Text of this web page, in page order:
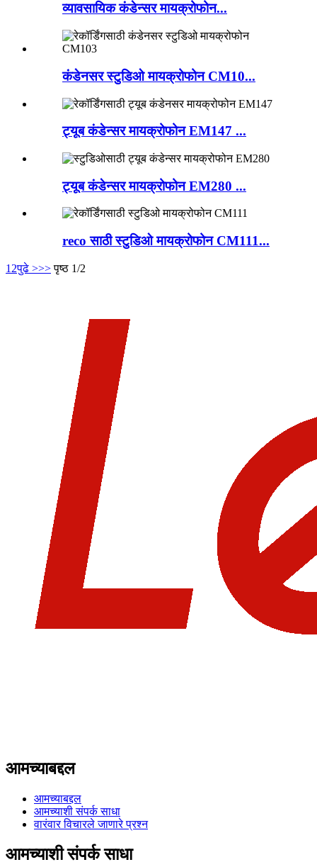
व्यावसायिक कंडेन्सर मायक्रोफोन...
कंडेनसर स्टुडिओ मायक्रोफोन CM10...
ट्यूब कंडेन्सर मायक्रोफोन EM147 ...
ट्यूब कंडेन्सर मायक्रोफोन EM280 ...
reco साठी स्टुडिओ मायक्रोफोन CM111...
1 2पुढे >>> पृष्ठ 1/2
आमच्याबद्दल
आमच्याबद्दल
आमच्याशी संपर्क साधा
वारंवार विचारले जाणारे प्रश्न
आमच्याशी संपर्क साधा